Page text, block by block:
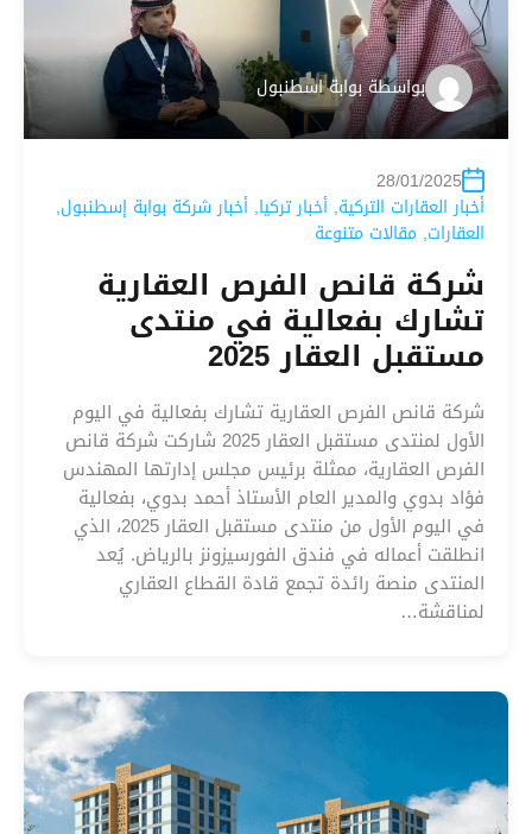
بواسطةبوابة اسطنبول
28/01/2025
أخبار العقارات التركية, أخبار تركيا, أخبار شركة بوابة إسطنبول,
العقارات, مقالات متنوعة
شركة قانص الفرص العقارية
تشارك بفعالية في منتدى
مستقبل العقار 2025
شركة قانص الفرص العقارية تشارك بفعالية في اليوم
الأول لمنتدى مستقبل العقار 2025 شاركت شركة قانص
الفرص العقارية، ممثلة برئيس مجلس إدارتها المهندس
فؤاد بدوي والمدير العام الأستاذ أحمد بدوي، بفعالية
في اليوم الأول من منتدى مستقبل العقار 2025، الذي
انطلقت أعماله في فندق الفورسيزونز بالرياض. يُعد
المنتدى منصة رائدة تجمع قادة القطاع العقاري
لمناقشة…